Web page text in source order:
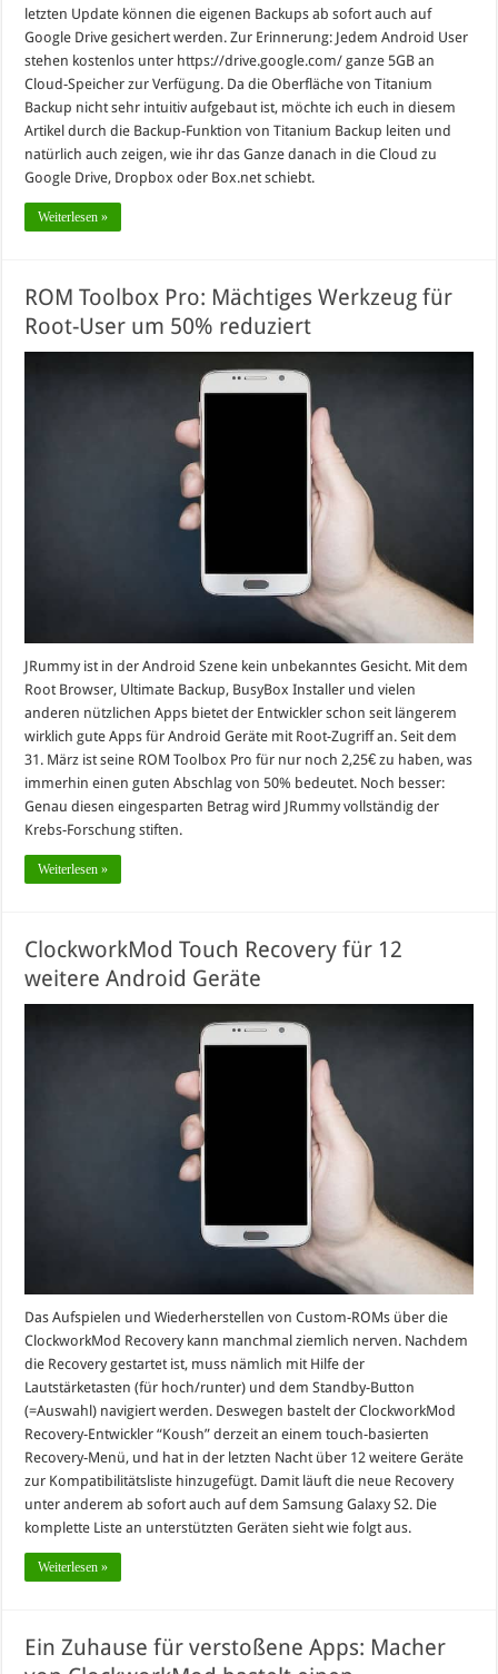
letzten Update können die eigenen Backups ab sofort auch auf
Google Drive gesichert werden. Zur Erinnerung: Jedem Android User
stehen kostenlos unter https://drive.google.com/ ganze 5GB an
Cloud-Speicher zur Verfügung. Da die Oberfläche von Titanium
Backup nicht sehr intuitiv aufgebaut ist, möchte ich euch in diesem
Artikel durch die Backup-Funktion von Titanium Backup leiten und
natürlich auch zeigen, wie ihr das Ganze danach in die Cloud zu
Google Drive, Dropbox oder Box.net schiebt.
Weiterlesen »
ROM Toolbox Pro: Mächtiges Werkzeug für
Root-User um 50% reduziert
JRummy ist in der Android Szene kein unbekanntes Gesicht. Mit dem
Root Browser, Ultimate Backup, BusyBox Installer und vielen
anderen nützlichen Apps bietet der Entwickler schon seit längerem
wirklich gute Apps für Android Geräte mit Root-Zugriff an. Seit dem
31. März ist seine ROM Toolbox Pro für nur noch 2,25€ zu haben, was
immerhin einen guten Abschlag von 50% bedeutet. Noch besser:
Genau diesen eingesparten Betrag wird JRummy vollständig der
Krebs-Forschung stiften.
Weiterlesen »
ClockworkMod Touch Recovery für 12
weitere Android Geräte
Das Aufspielen und Wiederherstellen von Custom-ROMs über die
ClockworkMod Recovery kann manchmal ziemlich nerven. Nachdem
die Recovery gestartet ist, muss nämlich mit Hilfe der
Lautstärketasten (für hoch/runter) und dem Standby-Button
(=Auswahl) navigiert werden. Deswegen bastelt der ClockworkMod
Recovery-Entwickler “Koush” derzeit an einem touch-basierten
Recovery-Menü, und hat in der letzten Nacht über 12 weitere Geräte
zur Kompatibilitätsliste hinzugefügt. Damit läuft die neue Recovery
unter anderem ab sofort auch auf dem Samsung Galaxy S2. Die
komplette Liste an unterstützten Geräten sieht wie folgt aus.
Weiterlesen »
Ein Zuhause für verstoßene Apps: Macher